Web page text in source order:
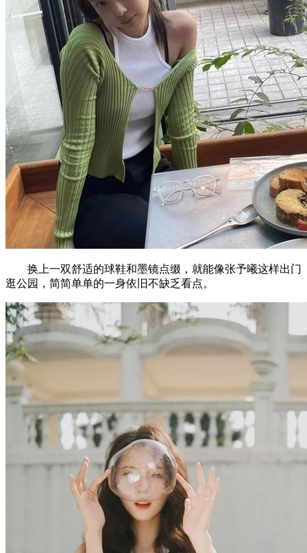
换上一双舒适的球鞋和墨镜点缀，就能像张予曦这样出门
逛公园，简简单单的一身依旧不缺乏看点。